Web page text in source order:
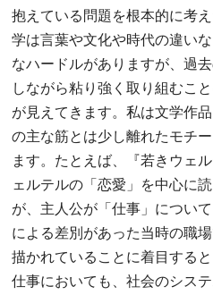
抱えている問題を根本的に考
学は言葉や文化や時代の違い
なハードルがありますが、過
しながら粘り強く取り組むこ
が見えてきます。私は文学作
の主な筋とは少し離れたモチ
ます。たとえば、『若きウェ
ェルテルの「恋愛」を中心に
が、主人公が「仕事」につい
による差別があった当時の職
描かれていることに着目する
仕事においても、社会のシス